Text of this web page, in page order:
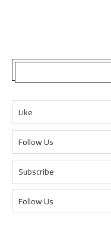
Like
Follow Us
Subscribe
Follow Us